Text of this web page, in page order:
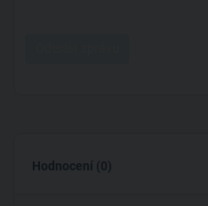
Hodnocení (0)